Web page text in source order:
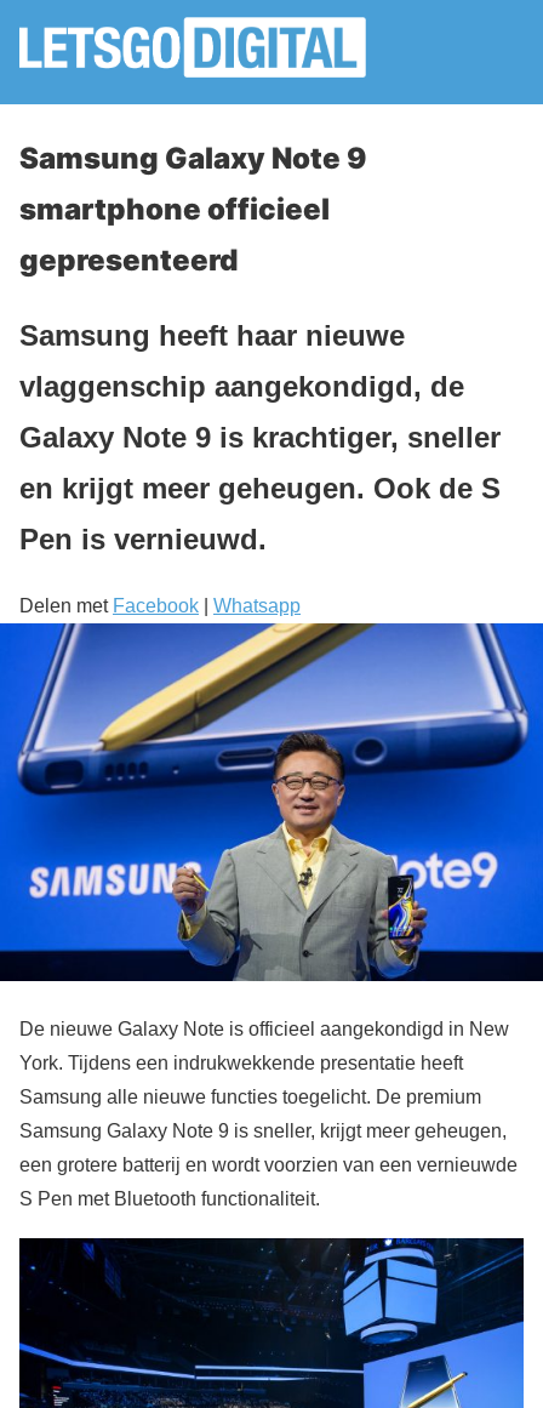
Samsung Galaxy Note 9
smartphone officieel
gepresenteerd
Samsung heeft haar nieuwe
vlaggenschip aangekondigd, de
Galaxy Note 9 is krachtiger, sneller
en krijgt meer geheugen. Ook de S
Pen is vernieuwd.
Delen met Facebook Whatsapp
De nieuwe Galaxy Note is officieel aangekondigd in New
York. Tijdens een indrukwekkende presentatie heeft
Samsung alle nieuwe functies toegelicht. De premium
Samsung Galaxy Note 9 is sneller, krijgt meer geheugen,
een grotere batterij en wordt voorzien van een vernieuwde
S Pen met Bluetooth functionaliteit.